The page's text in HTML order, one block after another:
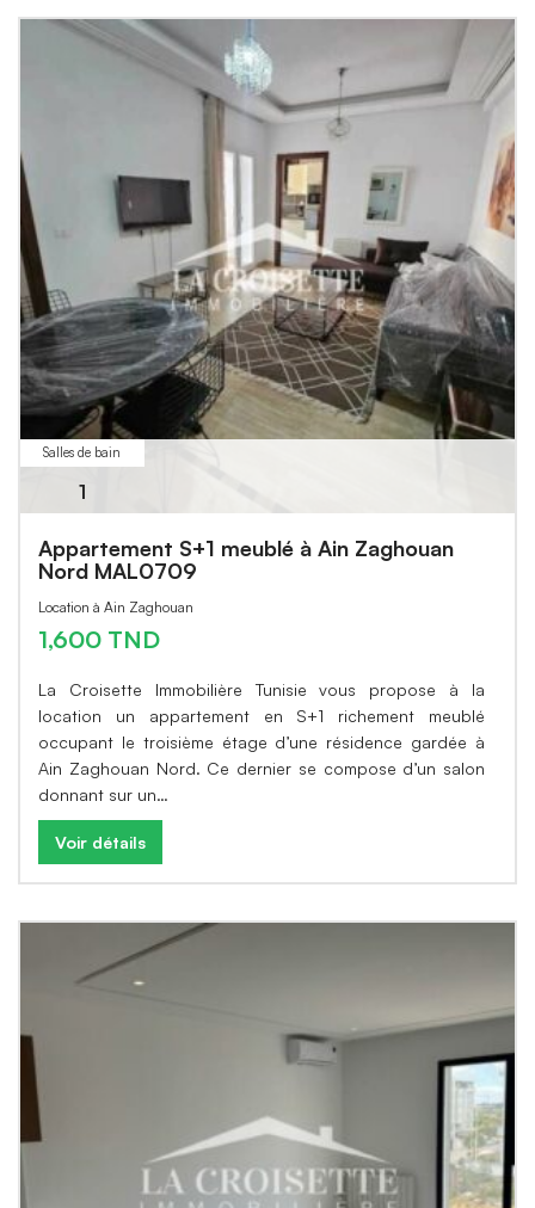
Salles de bain
1
Appartement S+1 meublé à Ain Zaghouan
Nord MAL0709
Location à Ain Zaghouan
1,600 TND
La Croisette Immobilière Tunisie vous propose à la
location un appartement en S+1 richement meublé
occupant le troisième étage d’une résidence gardée à
Ain Zaghouan Nord. Ce dernier se compose d’un salon
donnant sur un…
Voir détails